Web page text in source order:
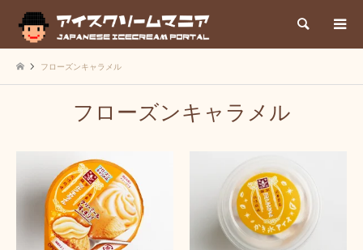
検索
フローズンキャラメル
フローズンキャラメル